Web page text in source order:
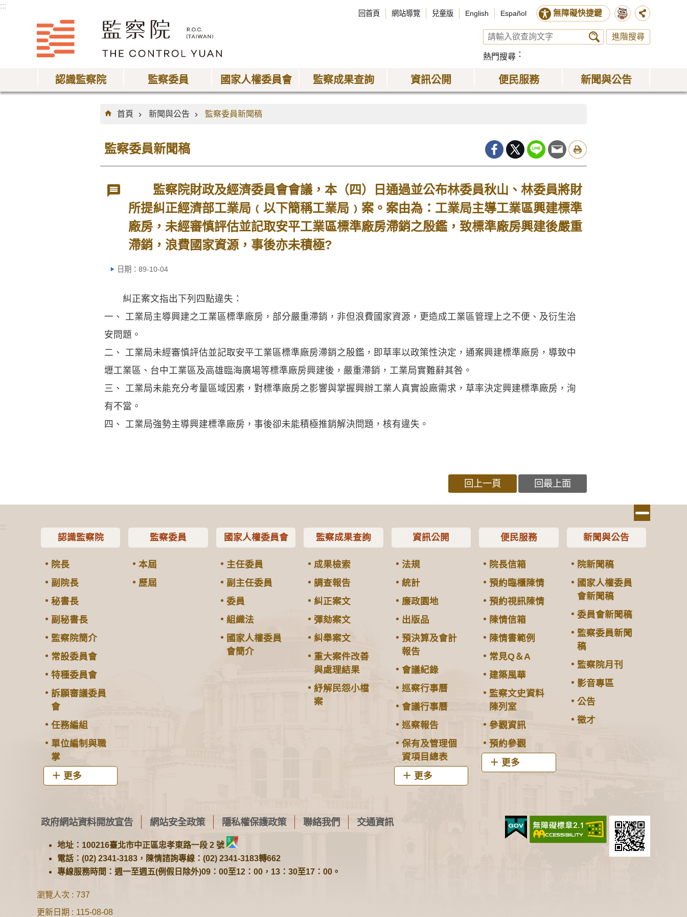
:::
回首頁 網站導覽 兒童版 English Español 無障礙快捷鍵
進階搜尋
熱門搜尋
認識監察院 監察委員 國家人權委員會 監察成果查詢 資訊公開 便民服務 新聞與公告
:::
首頁
新聞與公告 監察委員新聞稿
監察委員新聞稿
監察院財政及經濟委員會會議，本（四）日通過並公布林委員秋山、林委員將財
所提糾正經濟部工業局﹙以下簡稱工業局﹚案。案由為：工業局主導工業區興建標準
廠房，未經審慎評估並記取安平工業區標準廠房滯銷之殷鑑，致標準廠房興建後嚴重
滯銷，浪費國家資源，事後亦未積極?
日期：89-10-04
糾正案文指出下列四點違失：
一、 工業局主導興建之工業區標準廠房，部分嚴重滯銷，非但浪費國家資源，更造成工業區管理上之不便、及衍生治
安問題。
二、 工業局未經審慎評估並記取安平工業區標準廠房滯銷之殷鑑，即草率以政策性決定，通案興建標準廠房，導致中
壢工業區、台中工業區及高雄臨海廣場等標準廠房興建後，嚴重滯銷，工業局實難辭其咎。
三、 工業局未能充分考量區域因素，對標準廠房之影響與掌握興辦工業人真實設廠需求，草率決定興建標準廠房，洵
有不當。
四、 工業局強勢主導興建標準廠房，事後卻未能積極推銷解決問題，核有違失。
回上一頁 回最上面
:::
認識監察院
院長
副院長
秘書長
副秘書長
監察院簡介
常設委員會
特種委員會
訴願審議委員
會
任務編組
單位編制與職
掌
更多
監察委員
本屆
歷屆
國家人權委員會
主任委員
副主任委員
委員
組織法
國家人權委員
會簡介
監察成果查詢
成果檢索
調查報告
糾正案文
彈劾案文
糾舉案文
重大案件改善
與處理結果
紓解民怨小檔
案
資訊公開
法規
統計
廉政園地
出版品
預決算及會計
報告
會議紀錄
巡察行事曆
會議行事曆
巡察報告
保有及管理個
資項目總表
更多
便民服務
院長信箱
預約臨櫃陳情
預約視訊陳情
陳情信箱
陳情書範例
常見Q＆A
建築風華
監察文史資料
陳列室
參觀資訊
預約參觀
更多
新聞與公告
院新聞稿
國家人權委員
會新聞稿
委員會新聞稿
監察委員新聞
稿
監察院月刊
影音專區
公告
徵才
政府網站資料開放宣告 網站安全政策 隱私權保護政策 聯絡我們 交通資訊
地址：100216臺北市中正區忠孝東路一段 2 號
電話：(02) 2341-3183，陳情諮詢專線：(02) 2341-3183轉662
專線服務時間：週一至週五(例假日除外)09：00至12：00，13：30至17：00。
瀏覽人次
737
更新日期
115-08-08